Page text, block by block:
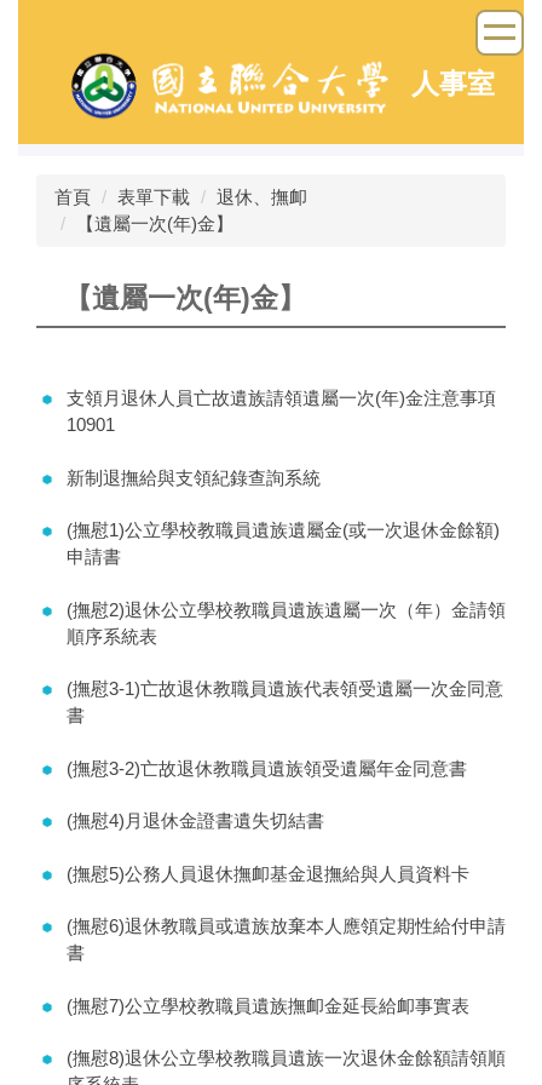
容
人事室
首頁 表單下載
退休、撫卹
【遺屬一次(年)金】
【遺屬一次(年)金】
支領月退休人員亡故遺族請領遺屬一次(年)金注意事項
10901
新制退撫給與支領紀錄查詢系統
(撫慰1)公立學校教職員遺族遺屬金(或一次退休金餘額)
申請書
(撫慰2)退休公立學校教職員遺族遺屬一次（年）金請領
順序系統表
(撫慰3-1)亡故退休教職員遺族代表領受遺屬一次金同意
書
(撫慰3-2)亡故退休教職員遺族領受遺屬年金同意書
(撫慰4)月退休金證書遺失切結書
(撫慰5)公務人員退休撫卹基金退撫給與人員資料卡
(撫慰6)退休教職員或遺族放棄本人應領定期性給付申請
書
(撫慰7)公立學校教職員遺族撫卹金延長給卹事實表
(撫慰8)退休公立學校教職員遺族一次退休金餘額請領順